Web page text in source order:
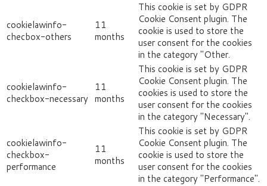
cookielawinfo-
checbox-others
11
months
This cookie is set by GDPR
Cookie Consent plugin. The
cookie is used to store the
user consent for the cookies
in the category "Other.
cookielawinfo-
checkbox-necessary
11
months
This cookie is set by GDPR
Cookie Consent plugin. The
cookies is used to store the
user consent for the cookies
in the category "Necessary".
cookielawinfo-
checkbox-
performance
11
months
This cookie is set by GDPR
Cookie Consent plugin. The
cookie is used to store the
user consent for the cookies
in the category "Performance".